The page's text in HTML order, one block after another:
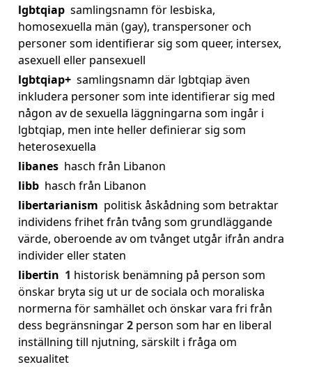
lgbtqiap samlingsnamn för lesbiska,
homosexuella män (gay), transpersoner och
personer som identifierar sig som queer, intersex,
asexuell eller pansexuell
lgbtqiap+ samlingsnamn där lgbtqiap även
inkludera personer som inte identifierar sig med
någon av de sexuella läggningarna som ingår i
lgbtqiap, men inte heller definierar sig som
heterosexuella
libanes hasch från Libanon
libb hasch från Libanon
libertarianism politisk åskådning som betraktar
individens frihet från tvång som grundläggande
värde, oberoende av om tvånget utgår ifrån andra
individer eller staten
libertin 1 historisk benämning på person som
önskar bryta sig ut ur de sociala och moraliska
normerna för samhället och önskar vara fri från
dess begränsningar2 person som har en liberal
inställning till njutning, särskilt i fråga om
sexualitet